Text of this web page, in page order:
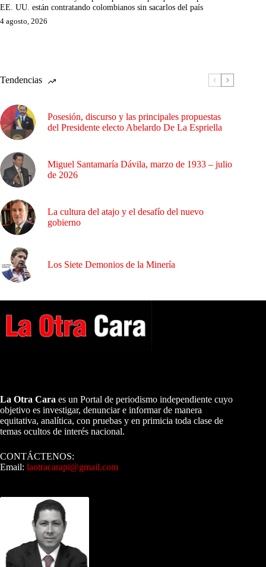
EE. UU. están contratando colombianos sin sacarlos del país
4 agosto, 2026
Tendencias
Posesión, discurso y las principales propuestas
del Presidente electo Abelardo De La Espriella
Miguel Santamaría Dávila, marzo de 1933 – julio
de 2026
La cultura del atajo y el desafío del nuevo
gobierno
Los Siete Demonios de la Minería
La Otra Cara es un Portal de periodismo independiente cuyo
objetivo es investigar, denunciar e informar de manera
equitativa, analítica, con pruebas y en primicia toda clase de
temas ocultos de interés nacional.
CONTÁCTENOS:
Email: laotracarapi@gmail.com